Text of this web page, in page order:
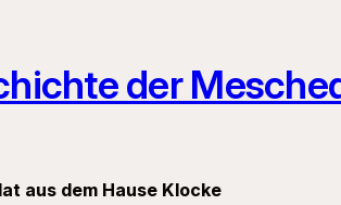
der
aus dem Hause Klocke